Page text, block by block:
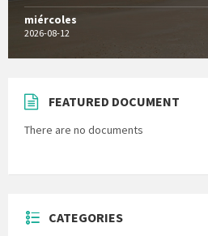
miércoles
2026-08-12
FEATURED DOCUMENT
There are no documents
CATEGORIES